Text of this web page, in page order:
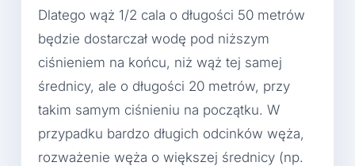
Dlatego wąż 1/2 cala o długości 50 metrów
będzie dostarczał wodę pod niższym
ciśnieniem na końcu, niż wąż tej samej
średnicy, ale o długości 20 metrów, przy
takim samym ciśnieniu na początku. W
przypadku bardzo długich odcinków węża,
rozważenie węża o większej średnicy (np.